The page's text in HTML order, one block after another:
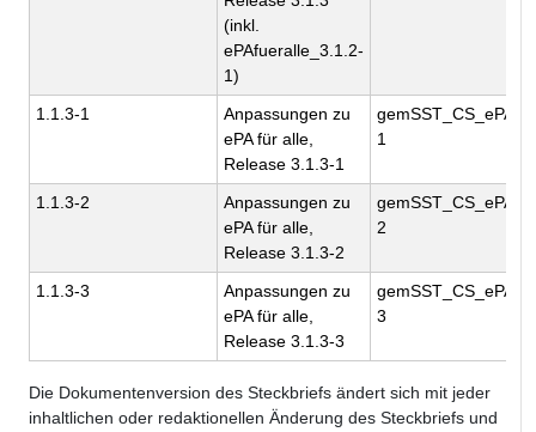
(inkl.
ePAfueralle_3.1.2-
1)
1.1.3-1
Anpassungen zu
ePA für alle,
Release 3.1.3-1
1
1.1.3-2
Anpassungen zu
ePA für alle,
Release 3.1.3-2
2
1.1.3-3
Anpassungen zu
ePA für alle,
Release 3.1.3-3
3
Die Dokumentenversion des Steckbriefs ändert sich mit jeder
inhaltlichen oder redaktionellen Änderung des Steckbriefs und